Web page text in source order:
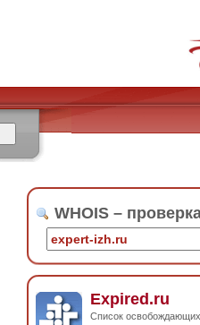
WHOIS –
Expired.ru
Список